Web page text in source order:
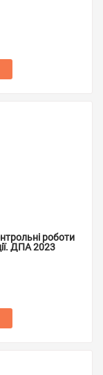
роботи
ДПА 2023